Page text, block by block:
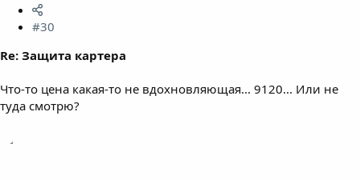
#30
Re: Защита картера
Что-то цена какая-то не вдохновляющая... 9120... Или не
туда смотрю?